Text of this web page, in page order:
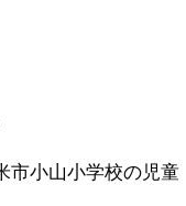
市小山小学校の児童